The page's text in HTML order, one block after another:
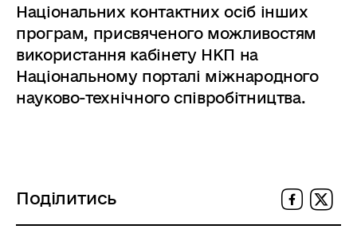
Національних контактних осіб інших
програм, присвяченого можливостям
використання кабінету НКП на
Національному порталі міжнародного
науково-технічного співробітництва.
Поділитись